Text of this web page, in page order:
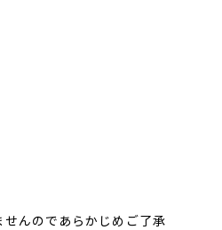
んのであらかじめご了承